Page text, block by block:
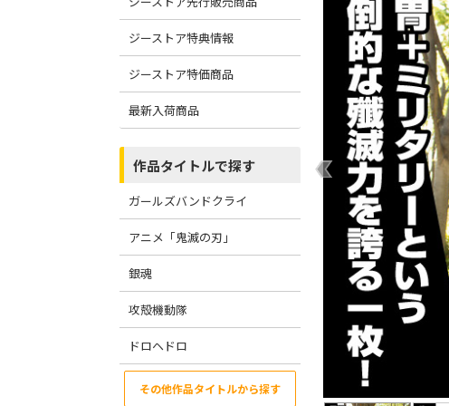
ジーストア特典情報
ジーストア特価商品
最新入荷商品
作品タイトルで探す
ガールズバンドクライ
アニメ「鬼滅の刃」
銀魂
攻殻機動隊
ドロヘドロ
その他作品タイトルから探す